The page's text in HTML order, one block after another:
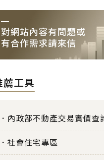
薦工具
內政部不動產交易實價查
社會住宅專區